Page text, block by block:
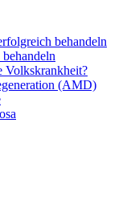
behandeln
Volkskrankheit?
(AMD)